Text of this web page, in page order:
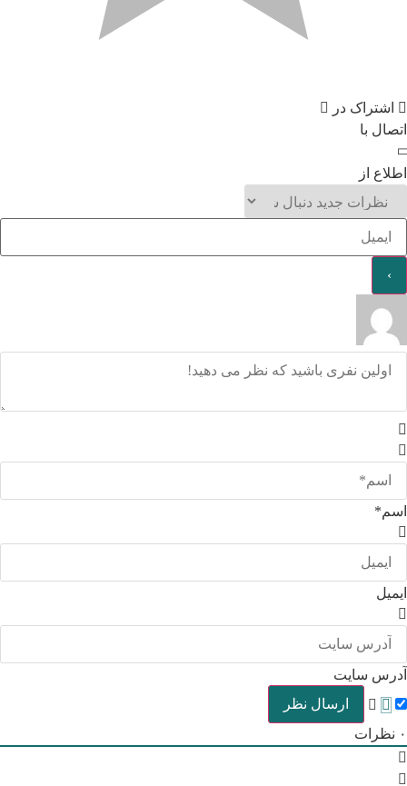
اشتراک در
اتصال با
اطلاع از
اسم*
ایمیل
آدرس سایت
۰ نظرات